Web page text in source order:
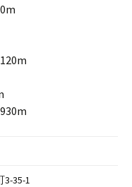
35-1